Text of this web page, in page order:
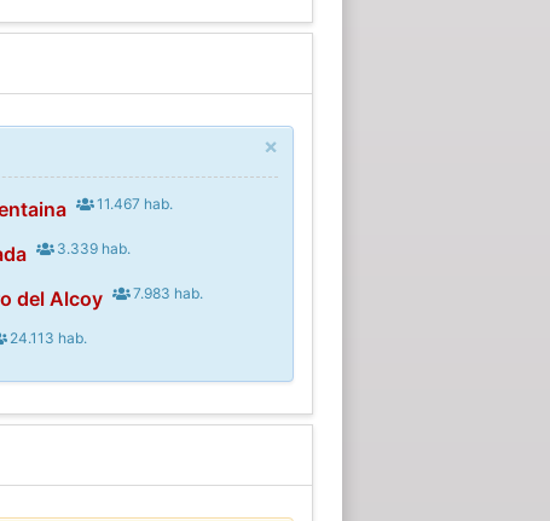
×
11.467 hab.
3.339 hab.
del Alcoy 7.983 hab.
24.113 hab.